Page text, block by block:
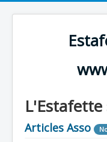
Articles Asso